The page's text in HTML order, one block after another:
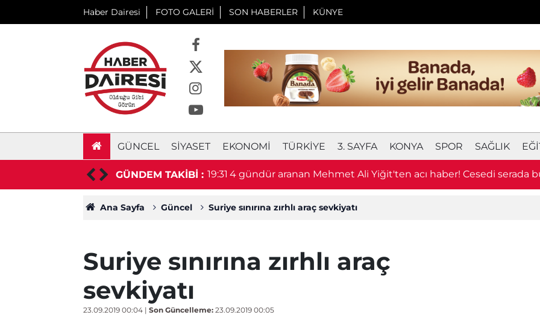
Haber Dairesi FOTO GALERİ SON HABERLER KÜNYE
GÜNCEL SIYASET EKONOMI TÜRKIYE 3. SAYFA KONYA SPOR SAĞLIK
GÜNDEM TAKİBİ :
sürücü hayatını kaybetti 19:31 4 gündür aranan Mehmet Ali Yiğit'ten acı haber! Cesedi serada
Ana Sayfa Güncel Suriye sınırına zırhlı araç sevkiyatı
Suriye sınırına zırhlı araç
sevkiyatı
23.09.2019 00:04 | Son Güncelleme: 23.09.2019 00:05